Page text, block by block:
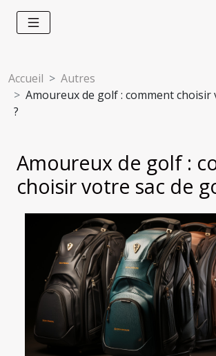
Accueil
Autres
Amoureux de golf : comment choisir
?
Amoureux de golf :
choisir votre sac de